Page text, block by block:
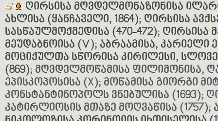
ღირსისა მღვდელმონაზონისა
ახლისა (ყანჩაველი, 1864); ღირსისა
სასწაულმოქმედისა (470-472); ღირსისა
მეუდაბნოისა (V); აბრაამისა, კარიელი
მოციქულთა სწორისა კირილესი,
(869); მღვდელმოწამისა ფილიმონისა,
ეპისკოპოსისა (X); მოწამისა გიორგი
კონსტანტინოპოლს ვნებულისა (1693);
კატირლიოსის მთაზე მოღვაწისა (1757);